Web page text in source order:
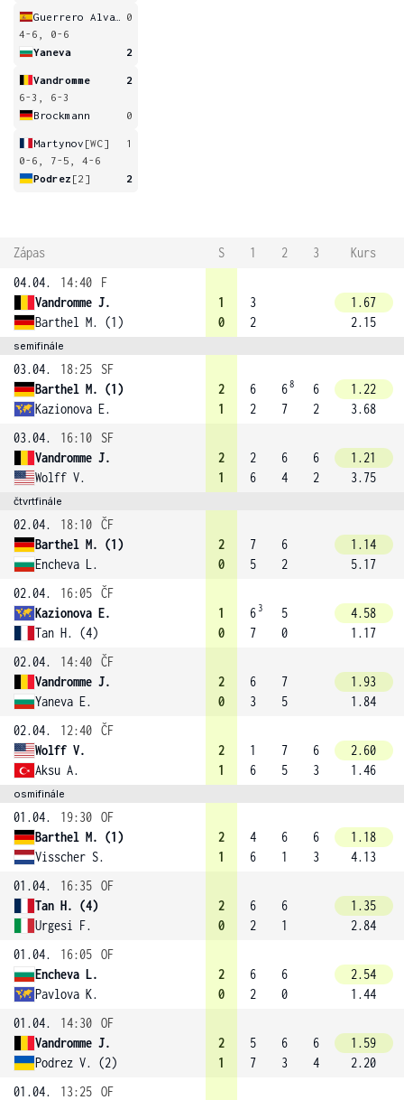
0
4-6, 0-6
Yaneva
2
Vandromme
2
6-3, 6-3
Brockmann
0
Martynov [WC]
1
0-6, 7-5, 4-6
Podrez [2] 2
Zápas S 1 2 3
Kurs
04.04.
14:40
F
Vandromme J.
Barthel M. (1)
1
0
3
2
1.67
2.15
semifinále
03.04. 18:25
SF
Barthel M. (1)
Kazionova E.
2
1
6
2
68
7
6
2
1.22
3.68
03.04.
16:10
SF
Vandromme J.
Wolff V.
2
1
2
6
6
4
6
2
1.21
3.75
čtvrtfinále
02.04. 18:10 ČF
Barthel M. (1)
Encheva L.
2
0
7
5
6
2
1.14
5.17
02.04.
16:05 ČF
Kazionova E.
Tan H. (4)
1
0
6 3
7
5
0
4.58
1.17
02.04.
14:40 ČF
Vandromme J.
Yaneva E.
2
0
6
3
7
5
1.93
1.84
02.04.
12:40 ČF
Wolff V.
Aksu A.
2
1
1
6
7
5
6
3
2.60
1.46
osmifinále
01.04. 19:30 OF
Barthel M. (1)
Visscher S.
2
1
4
6
6
1
6
3
1.18
4.13
01.04.
16:35 OF
Tan H. (4)
Urgesi F.
2
0
6
2
6
1
1.35
2.84
01.04.
16:05 OF
Encheva L.
Pavlova K.
2
0
6
2
6
0
2.54
1.44
01.04.
14:30 OF
Vandromme J.
Podrez V. (2)
2
1
5
7
6
3
6
4
1.59
2.20
01.04.
13:25 OF